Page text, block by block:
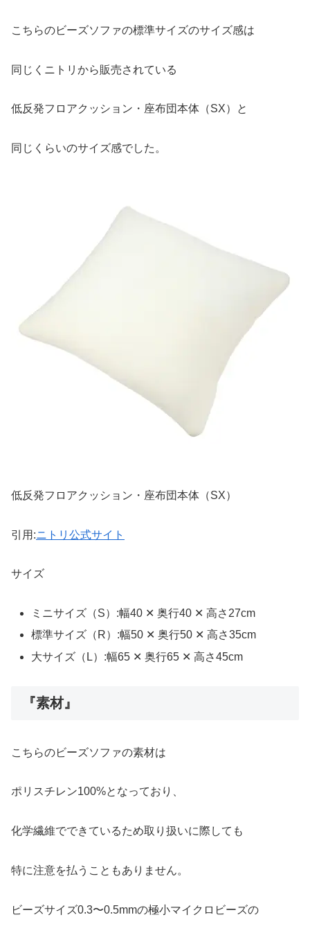
こちらのビーズソファの標準サイズのサイズ感は
同じくニトリから販売されている
低反発フロアクッション・座布団本体（SX）と
同じくらいのサイズ感でした。
低反発フロアクッション・座布団本体（SX）
引用:ニトリ公式サイト
サイズ
ミニサイズ（S）:幅40 ✕ 奥行40 ✕ 高さ27cm
標準サイズ（R）:幅50 ✕ 奥行50 ✕ 高さ35cm
大サイズ（L）:幅65 ✕ 奥行65 ✕ 高さ45cm
『素材』
こちらのビーズソファの素材は
ポリスチレン100%となっており、
化学繊維でできているため取り扱いに際しても
特に注意を払うこともありません。
ビーズサイズ0.3〜0.5mmの極小マイクロビーズの